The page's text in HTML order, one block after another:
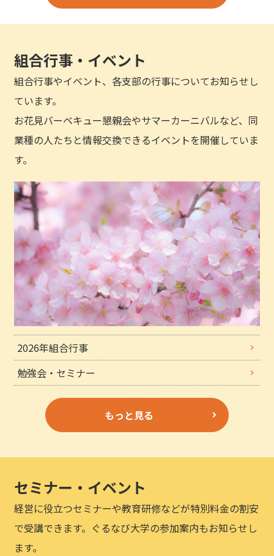
組合行事・イベント
組合行事やイベント、各支部の行事についてお知らせし
ています。
お花見バーベキュー懇親会やサマーカーニバルなど、同
業種の人たちと情報交換できるイベントを開催していま
す。
2026年組合行事
勉強会・セミナー
もっと見る
セミナー・イベント
経営に役立つセミナーや教育研修などが特別料金の割安
で受講できます。ぐるなび大学の参加案内もお知らせし
ます。